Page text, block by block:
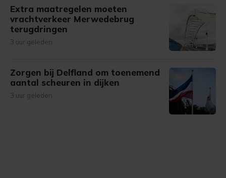
Extra maatregelen moeten
vrachtverkeer Merwedebrug
terugdringen
3 uur geleden
Zorgen bij Delfland om toenemend
aantal scheuren in dijken
3 uur geleden